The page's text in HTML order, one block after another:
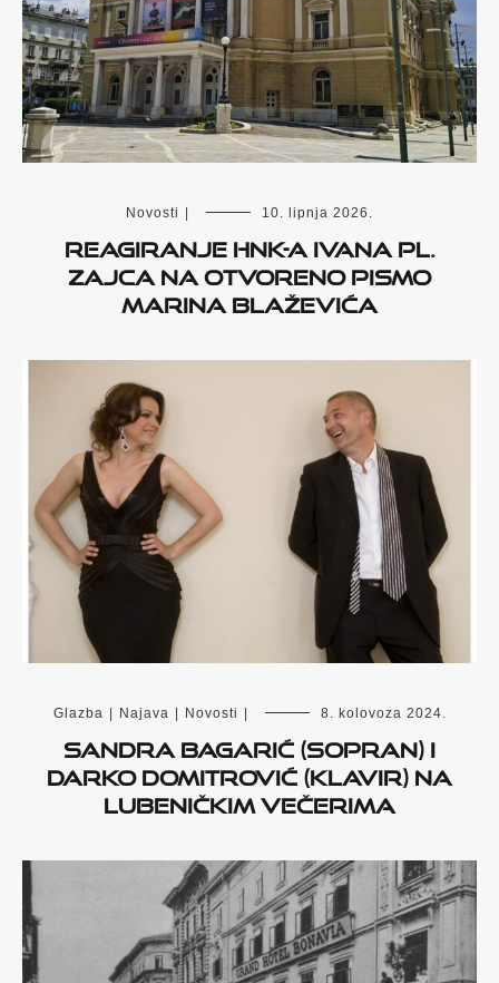
Novosti 10. lipnja 2026.
Reagiranje HNK-a Ivana pl.
Zajca na otvoreno pismo
Marina Blaževića
Glazba Najava Novosti 8. kolovoza 2024.
Sandra Bagarić (sopran) i
Darko Domitrović (klavir) na
Lubeničkim večerima